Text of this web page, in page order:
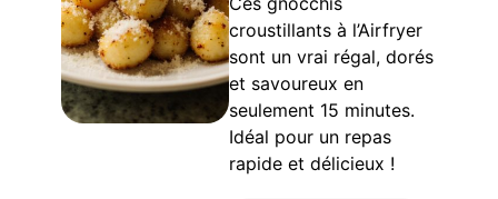
croustillants à l’Airfryer
sont un vrai régal, dorés
et savoureux en
seulement 15 minutes.
Idéal pour un repas
rapide et délicieux !